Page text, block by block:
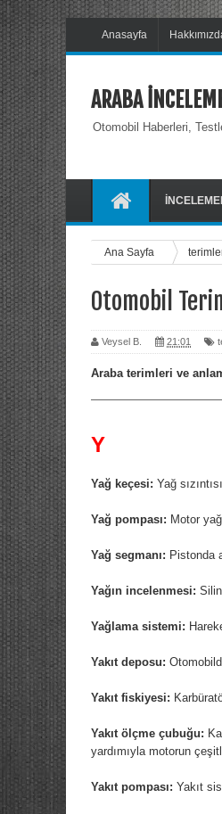
Anasayfa
ARABA
Otomobil Haberleri,
Ana Sayfa
Otomobil
Veysel B. 21:01
Araba terimleri ve
Y
Yağ keçesi: Yağ
Yağ pompası: Motor
Yağ segmanı: Pistonda
Yağın incelenmesi:
Yağlama sistemi:
Yakıt deposu:
Yakıt fiskiyesi:
Yakıt ölçme çubuğu:
yardımıyla motorun
Yakıt pompası: Yakıt